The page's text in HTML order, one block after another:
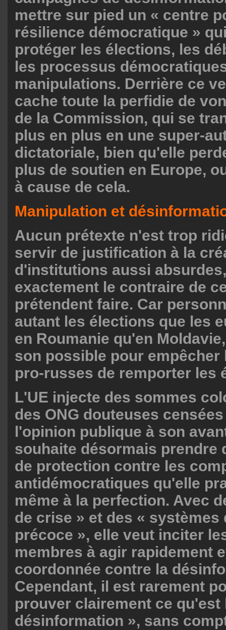
mettre sur pied un « centre
résilience démocratique »
protéger les élections, les
les processus
manipulations. Derrière ce
cache toute la perfidie de
de la Commission, qui se
plus en plus en une super-
dictatoriale, bien qu'elle
plus de soutien en Europe,
à cause de cela.
Manipulation et
Aucun prétexte n'est trop
servir de justification à la
d'institutions aussi
exactement le contraire de
prétendent faire. Car
autant les élections que les
en Roumanie qu'en
son possible pour empêcher
pro-russes de remporter les
L'UE injecte des sommes
des ONG douteuses
l'opinion publique à son
souhaite désormais prendre
de protection contre les
antidémocratiques qu'elle
même à la perfection. Avec
de crise » et des « systèmes
précoce », elle veut inciter
membres à agir rapidement
coordonnée contre la
Cependant, il est rarement
prouver clairement ce qu'est
désinformation », sans